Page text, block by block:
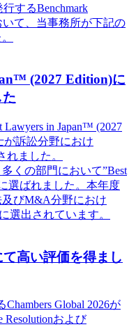
行するBenchmark
いて、当事務所が下記の
(2027 Edition)に
Lawyers in Japan™ (2027
が訴訟分野におけ
れました。
くの部門において”Best
選ばれました。本年度
びM&A分野におけ
選出されています。
高い評価を得まし
Chambers Global 2026が
および